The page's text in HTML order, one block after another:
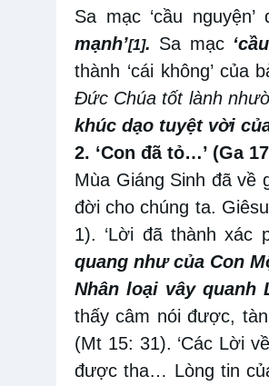
Sa mạc ‘cầu
mạnh’[1]. Sa mạc
thành ‘cái không’ của
Đức Chúa tốt lành
khúc dạo tuyệt vời
2. ‘Con đã tỏ…’ (Ga
Mùa Giáng Sinh đã về
đời cho chúng ta.
1). ‘Lời đã thành xác
quang như của Con
Nhân loại vây quanh
thấy câm nói được,
(Mt 15: 31). ‘Các Lời
được tha… Lòng tin